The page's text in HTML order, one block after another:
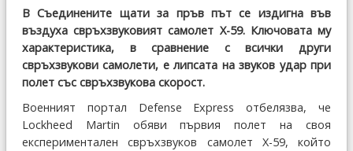
В Съединените щати за пръв път се издигна във
въздуха свръхзвуковият самолет X-59. Ключовата му
характеристика, в сравнение с всички други
свръхзвукови самолети, е липсата на звуков удар при
полет със свръхзвукова скорост.
Военният портал Defense Express отбелязва, че
Lockheed Martin обяви първия полет на своя
експериментален свръхзвуков самолет X-59, който